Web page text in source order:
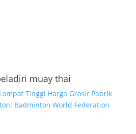
muay thai
Tinggi Harga Grosir Pabrik
Badminton World Federation